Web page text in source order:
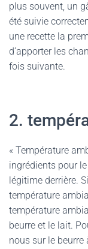
plus souvent, un
été suivie
une recette la
d’apporter les
fois suivante.
2.
« Température
ingrédients pour
légitime derrière.
température
température
beurre et le lait.
nous sur le